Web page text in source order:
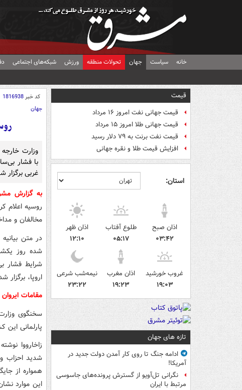
خانه سیاست جهان تحولات منطقه ورزش شبکه‌های اجتماعی
قیمت
قیمت جهانی نفت امروز ۱۶ مرداد
قیمت جهانی طلا امروز ۱۵ مرداد
قیمت نفت برنت به ۷۹ دلار رسید
افزایش قیمت طلا و نقره جهانی
استان:
اذان صبح
۰۳:۴۲
طلوع آفتاب
۰۵:۱۷
اذان ظهر
۱۲:۱۰
غروب خورشید
۱۹:۰۳
اذان مغرب
۱۹:۲۳
نیمه‌شب شرعی
۲۳:۲۲
تازه های جهان
ادامه جنگ تا روی کار آمدن دولت جدید در
آمریکا!
نگرانی تل‌آویو از گسترش پرونده‌های جاسوسی
مرتبط با ایران
کد خبر1816938
جهان
وزارت خارجه
با فشار
غربی برگزار
به گزارش
روسیه اعلام
مخالفان و
در متن
شده روز
شرایط فشار
اروپا، برگزار
مقامات
سخنگوی
پارلمانی این
زاخارووا
شدید احزاب
همواره از
این موارد